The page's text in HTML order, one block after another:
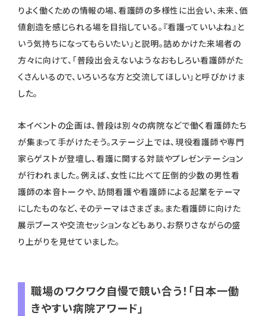
りよく働くための情報の場、看護師の多様性に出会い、未来、価
値創造を感じられる場を目指している。『看護っていいよね』と
いう気持ちになってもらいたい」と説明。詰めかけた来場者の
方々に向けて、「普段出会えないようなおもしろい看護師がた
くさんいるので、いろいろな方と交流してほしい」と呼びかけま
した。
本イベントの企画は、普段は別々の病院などで働く看護師たち
が集まって手がけたそう。ステージ上では、現役看護師や専門
家らゲストが登壇し、看護に関する対談やプレゼンテーション
が行われました。例えば、女性に比べて圧倒的少数の男性看
護師の本音トークや、訪問看護や看護師による起業をテーマ
にしたものなど、そのテーマはさまざま。また看護師に向けた
展示ブースや交流セッションなどもあり、お祭りさながらの盛
り上がりを見せていました。
職場のワクワク自慢で競い合う！「日本一働
きやすい病院アワード」